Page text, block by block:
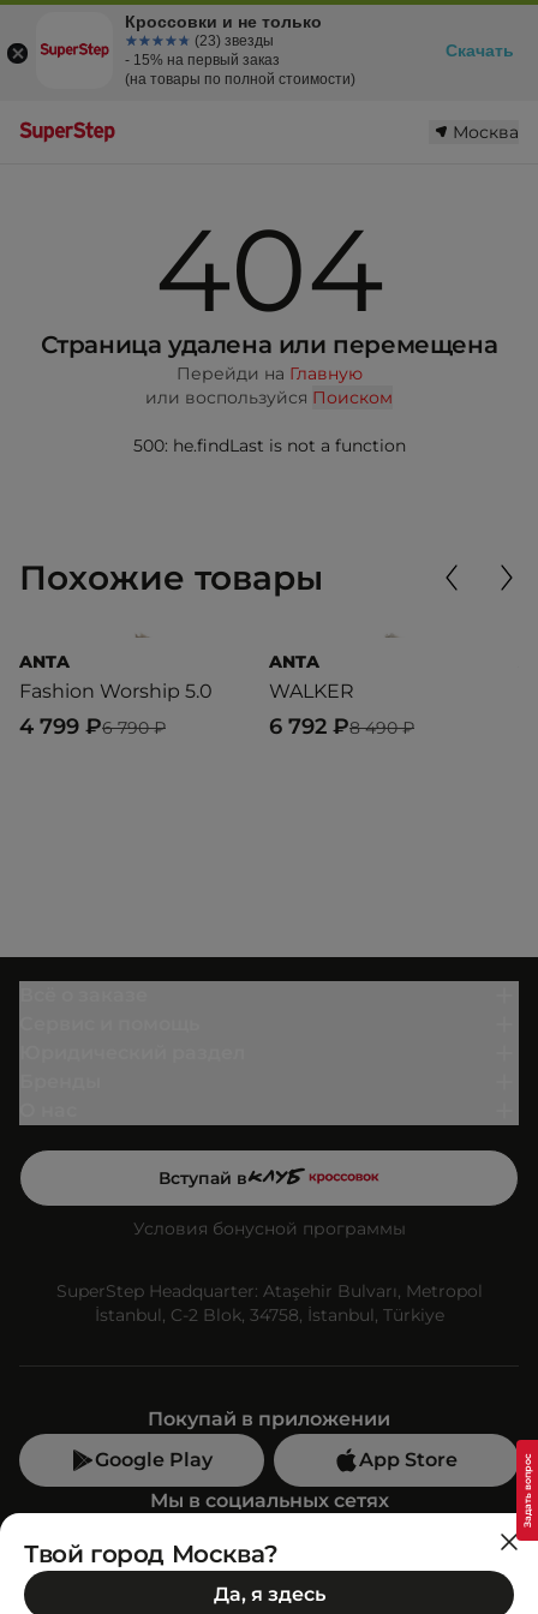
Москва
404
Страница удалена или перемещена
Перейди на Главную
или воспользуйся Поиском
500: he.findLast is not a function
Похожие товары
ANTA
Fashion Worship 5.0
6 790 ₽
4 799 ₽
ANTA
WALKER
8 490 ₽
6 792 ₽
Вступай в
Условия бонусной программы
SuperStep Headquarter: Ataşehir Bulvarı, Metropol
İstanbul, C-2 Blok, 34758, İstanbul, Türkiye
Покупай в приложении
Google Play
App Store
Мы в социальных сетях
Позвони нам
+7 (499) 350-55-33
Твой город Москва?
Да, я здесь
Кроссовки и не только
☆☆☆☆☆
★★★★★ (23) звезды
- 15% на первый заказ
(на товары по полной стоимости)
Скачать